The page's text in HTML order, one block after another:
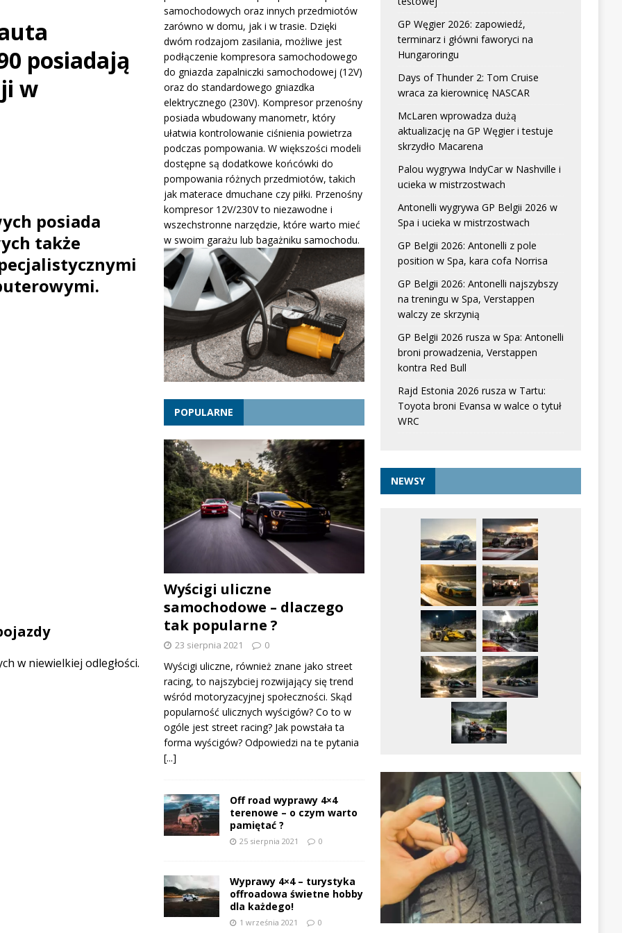
IndyCar w Nashville i ucieka w mistrzostwach WIADOMOŚCI
– osiągi, wersje silnikowe i pierwsze wrażenia z jazdy testowej
posiadają
w
posiada
także
w niewielkiej odległości.
samochodowych oraz innych przedmiotów
zarówno w domu, jak i w trasie. Dzięki
dwóm rodzajom zasilania, możliwe jest
podłączenie kompresora samochodowego
do gniazda zapalniczki samochodowej (12V)
oraz do standardowego gniazdka
elektrycznego (230V). Kompresor przenośny
posiada wbudowany manometr, który
ułatwia kontrolowanie ciśnienia powietrza
podczas pompowania. W większości modeli
dostępne są dodatkowe końcówki do
pompowania różnych przedmiotów, takich
jak materace dmuchane czy piłki. Przenośny
kompresor 12V/230V to niezawodne i
wszechstronne narzędzie, które warto mieć
w swoim garażu lub bagażniku samochodu.
POPULARNE
Wyścigi uliczne
samochodowe – dlaczego
tak popularne ?
23 sierpnia 2021 0
Wyścigi uliczne, również znane jako street
racing, to najszybciej rozwijający się trend
wśród motoryzacyjnej społeczności. Skąd
popularność ulicznych wyścigów? Co to w
ogóle jest street racing? Jak powstała ta
forma wyścigów? Odpowiedzi na te pytania
[...]
Off road wyprawy 4×4
terenowe – o czym warto
pamiętać ?
25 sierpnia 2021 0
Wyprawy 4×4 – turystyka
offroadowa świetne hobby
dla każdego!
1 września 2021 0
GP Węgier 2026: zapowiedź,
terminarz i główni faworyci na
Hungaroringu
Days of Thunder 2: Tom Cruise
wraca za kierownicę NASCAR
McLaren wprowadza dużą
aktualizację na GP Węgier i testuje
skrzydło Macarena
Palou wygrywa IndyCar w Nashville i
ucieka w mistrzostwach
Antonelli wygrywa GP Belgii 2026 w
Spa i ucieka w mistrzostwach
GP Belgii 2026: Antonelli z pole
position w Spa, kara cofa Norrisa
GP Belgii 2026: Antonelli najszybszy
na treningu w Spa, Verstappen
walczy ze skrzynią
GP Belgii 2026 rusza w Spa: Antonelli
broni prowadzenia, Verstappen
kontra Red Bull
Rajd Estonia 2026 rusza w Tartu:
Toyota broni Evansa w walce o tytuł
WRC
NEWSY